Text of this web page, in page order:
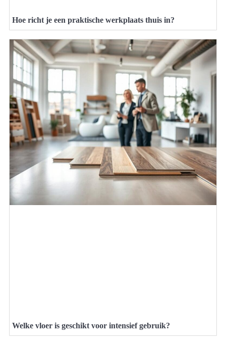
Hoe richt je een praktische werkplaats thuis in?
Welke vloer is geschikt voor intensief gebruik?